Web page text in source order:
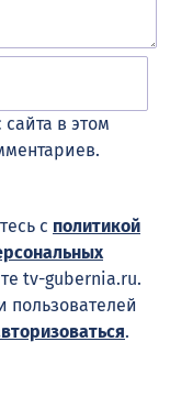
в этом
с политикой
tv-gubernia.ru.
пользователей
.